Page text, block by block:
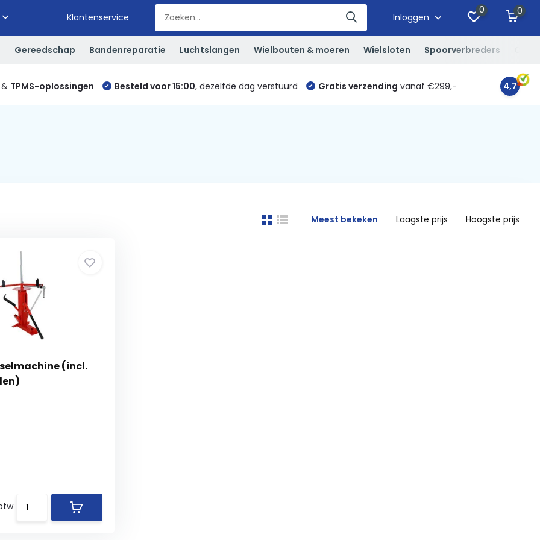
Klantenservice Inloggen
0 0
Gereedschap Bandenreparatie Luchtslangen Wielbouten & moeren Wielsloten Spoorverbreders
TPMS-oplossingen Besteld voor 15:00, dezelfde dag verstuurd Gratis verzending vanaf €299,- 4,7
Meest bekeken Laagste prijs Hoogste prijs
(incl.